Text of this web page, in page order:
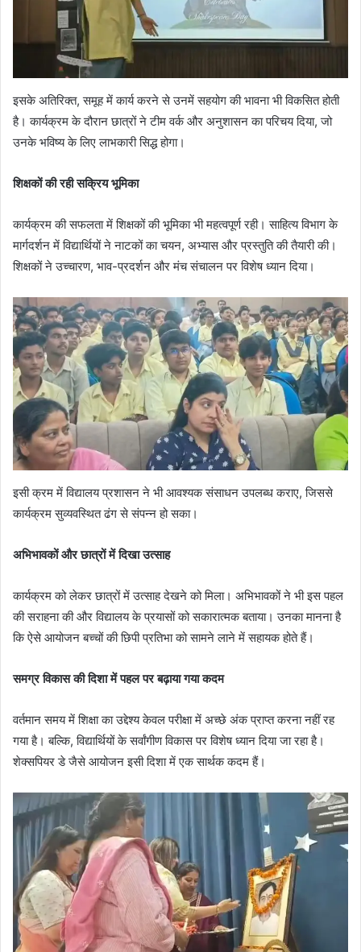
इसके अतिरिक्त, समूह में कार्य करने से उनमें सहयोग की भावना भी विकसित होती
है। कार्यक्रम के दौरान छात्रों ने टीम वर्क और अनुशासन का परिचय दिया, जो
उनके भविष्य के लिए लाभकारी सिद्ध होगा।
शिक्षकों की रही सक्रिय भूमिका
कार्यक्रम की सफलता में शिक्षकों की भूमिका भी महत्वपूर्ण रही। साहित्य विभाग के
मार्गदर्शन में विद्यार्थियों ने नाटकों का चयन, अभ्यास और प्रस्तुति की तैयारी की।
शिक्षकों ने उच्चारण, भाव-प्रदर्शन और मंच संचालन पर विशेष ध्यान दिया।
इसी क्रम में विद्यालय प्रशासन ने भी आवश्यक संसाधन उपलब्ध कराए, जिससे
कार्यक्रम सुव्यवस्थित ढंग से संपन्न हो सका।
अभिभावकों और छात्रों में दिखा उत्साह
कार्यक्रम को लेकर छात्रों में उत्साह देखने को मिला। अभिभावकों ने भी इस पहल
की सराहना की और विद्यालय के प्रयासों को सकारात्मक बताया। उनका मानना है
कि ऐसे आयोजन बच्चों की छिपी प्रतिभा को सामने लाने में सहायक होते हैं।
समग्र विकास की दिशा में पहल पर बढ़ाया गया कदम
वर्तमान समय में शिक्षा का उद्देश्य केवल परीक्षा में अच्छे अंक प्राप्त करना नहीं रह
गया है। बल्कि, विद्यार्थियों के सर्वांगीण विकास पर विशेष ध्यान दिया जा रहा है।
शेक्सपियर डे जैसे आयोजन इसी दिशा में एक सार्थक कदम हैं।